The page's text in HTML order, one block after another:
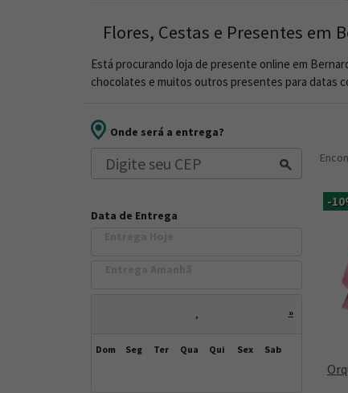
Flores, Cestas e Presentes em
Está procurando loja de presente online em
chocolates e muitos outros presentes para datas
Onde será a entrega?
Data de Entrega
, »
Dom Seg Ter Qua Qui Sex Sab
-